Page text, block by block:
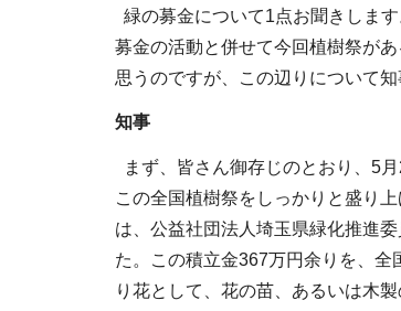
緑の募金について1点お聞きしま
募金の活動と併せて今回植樹祭が
思うのですが、この辺りについて
知事
まず、皆さん御存じのとおり、5
この全国植樹祭をしっかりと盛り
は、公益社団法人埼玉県緑化推進
た。この積立金367万円余りを、
り花として、花の苗、あるいは木